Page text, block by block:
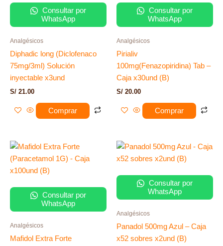
Consultar por
WhatsApp
Analgésicos
Diphadic long (Diclofenaco
75mg/3ml) Solución
inyectable x3und
S/ 21.00
Comprar
Consultar por
WhatsApp
Analgésicos
Pirialiv
100mg(Fenazopiridina) Tab –
Caja x30und (B)
S/ 20.00
Comprar
Consultar por
WhatsApp
Analgésicos
Mafidol Extra Forte
Consultar por
WhatsApp
Analgésicos
Panadol 500mg Azul – Caja
x52 sobres x2und (B)